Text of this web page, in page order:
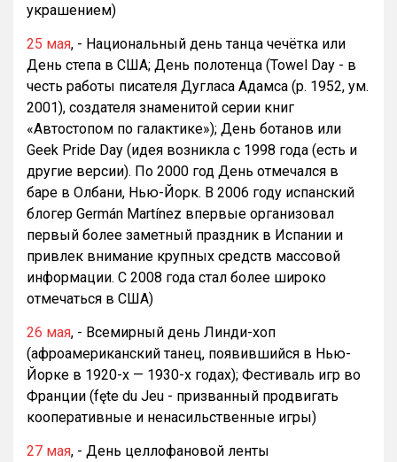
украшением)
25 мая, - Национальный день танца чечётка или
День степа в США; День полотенца (Towel Day - в
честь работы писателя Дугласа Адамса (р. 1952, ум.
2001), создателя знаменитой серии книг
«Автостопом по галактике»); День ботанов или
Geek Pride Day (идея возникла с 1998 года (есть и
другие версии). По 2000 год День отмечался в
баре в Олбани, Нью-Йорк. В 2006 году испанский
блогер Germán Martínez впервые организовал
первый более заметный праздник в Испании и
привлек внимание крупных средств массовой
информации. С 2008 года стал более широко
отмечаться в США)
26 мая, - Всемирный день Линди-хоп
(афроамериканский танец, появившийся в Нью-
Йорке в 1920-х — 1930-х годах); Фестиваль игр во
Франции (fęte du Jeu - призванный продвигать
кооперативные и ненасильственные игры)
27 мая, - День целлофановой ленты